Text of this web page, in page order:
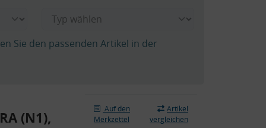
Sie den passenden Artikel in der
(N1),
Auf den
Merkzettel
Artikel
vergleichen